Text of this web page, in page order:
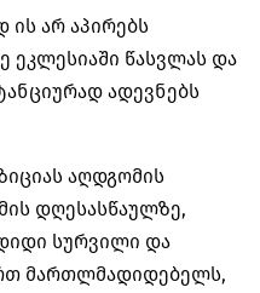
ის არ აპირებს
ეკლესიაში წასვლას და
ადევნებს
აღდგომის
დღესასწაულზე,
სურვილი და
მართლმადიდებელს,